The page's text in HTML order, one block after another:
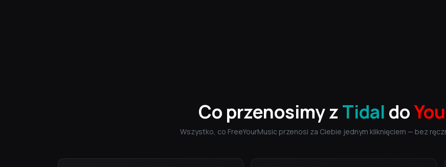
Co przenosimy zTidal do
Wszystko, co FreeYourMusic przenosi za Ciebie jednym kliknięciem — bez